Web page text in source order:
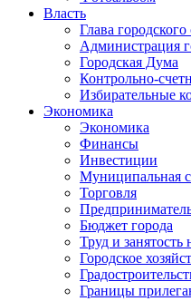
Власть
Глава городского
Администрация
Городская Дума
Контрольно-
Избирательные
Экономика
Экономика
Финансы
Инвестиции
Муниципальная
Торговля
Бюджет города
Труд и занятость
Городское
Границы